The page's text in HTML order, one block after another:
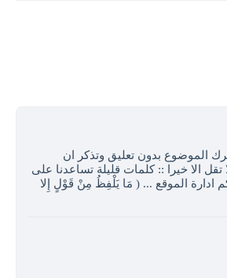
الموضوع بدون تعليق وتذكر ان
الا خيرا :: كلمات قليلة تساعدنا على
ادارة الموقع ... ( مَا يَلْفِظُ مِنْ قَوْلٍ إِلا